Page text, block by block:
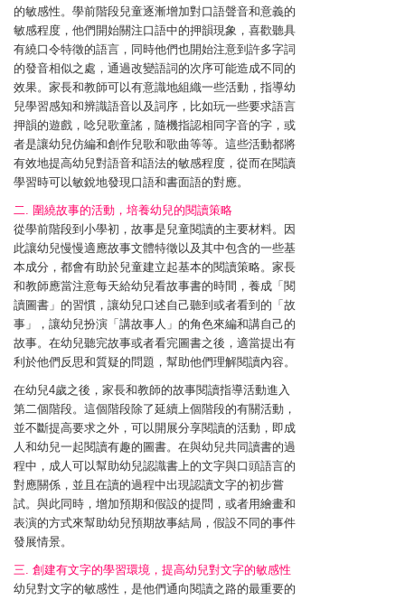
的敏感性。學前階段兒童逐漸增加對口語聲音和意義的
敏感程度，他們開始關注口語中的押韻現象，喜歡聽具
有繞口令特徵的語言，同時他們也開始注意到許多字詞
的發音相似之處，通過改變語詞的次序可能造成不同的
效果。家長和教師可以有意識地組織一些活動，指導幼
兒學習感知和辨識語音以及詞序，比如玩一些要求語言
押韻的遊戲，唸兒歌童謠，隨機指認相同字音的字，或
者是讓幼兒仿編和創作兒歌和歌曲等等。這些活動都將
有效地提高幼兒對語音和語法的敏感程度，從而在閱讀
學習時可以敏銳地發現口語和書面語的對應。
二. 圍繞故事的活動，培養幼兒的閱讀策略
從學前階段到小學初，故事是兒童閱讀的主要材料。因
此讓幼兒慢慢適應故事文體特徵以及其中包含的一些基
本成分，都會有助於兒童建立起基本的閱讀策略。家長
和教師應當注意每天給幼兒看故事書的時間，養成「閱
讀圖書」的習慣，讓幼兒口述自己聽到或者看到的「故
事」，讓幼兒扮演「講故事人」的角色來編和講自己的
故事。在幼兒聽完故事或者看完圖書之後，適當提出有
利於他們反思和質疑的問題，幫助他們理解閱讀內容。
在幼兒4歲之後，家長和教師的故事閱讀指導活動進入
第二個階段。這個階段除了延續上個階段的有關活動，
並不斷提高要求之外，可以開展分享閱讀的活動，即成
人和幼兒一起閱讀有趣的圖書。在與幼兒共同讀書的過
程中，成人可以幫助幼兒認識書上的文字與口頭語言的
對應關係，並且在讀的過程中出現認讀文字的初步嘗
試。與此同時，增加預期和假設的提問，或者用繪畫和
表演的方式來幫助幼兒預期故事結局，假設不同的事件
發展情景。
三. 創建有文字的學習環境，提高幼兒對文字的敏感性
幼兒對文字的敏感性，是他們通向閱讀之路的最重要的